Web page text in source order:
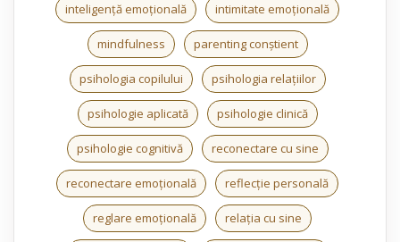
inteligență emoțională intimitate emoțională
mindfulness parenting conștient
psihologia copilului psihologia relațiilor
psihologie aplicată psihologie clinică
psihologie cognitivă reconectare cu sine
reconectare emoțională reflecție personală
reglare emoțională relația cu sine